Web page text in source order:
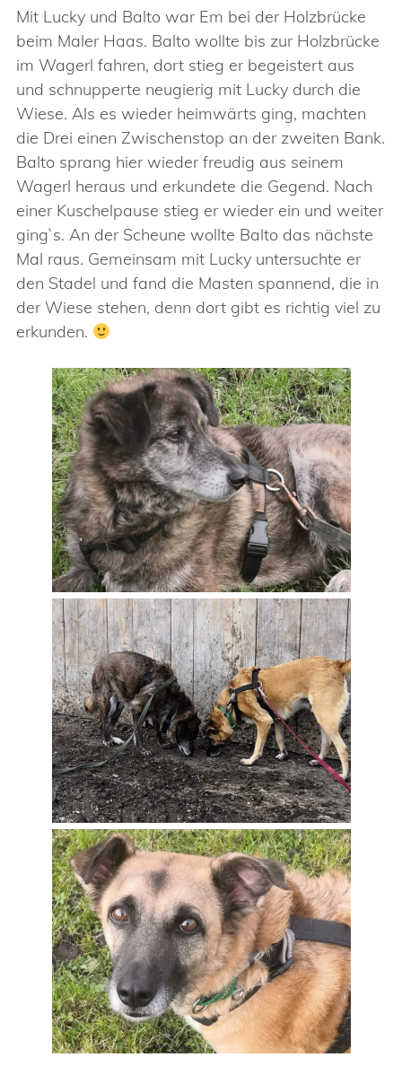
Mit Lucky und Balto war Em bei der Holzbrücke
beim Maler Haas. Balto wollte bis zur Holzbrücke
im Wagerl fahren, dort stieg er begeistert aus
und schnupperte neugierig mit Lucky durch die
Wiese. Als es wieder heimwärts ging, machten
die Drei einen Zwischenstop an der zweiten Bank.
Balto sprang hier wieder freudig aus seinem
Wagerl heraus und erkundete die Gegend. Nach
einer Kuschelpause stieg er wieder ein und weiter
ging`s. An der Scheune wollte Balto das nächste
Mal raus. Gemeinsam mit Lucky untersuchte er
den Stadel und fand die Masten spannend, die in
der Wiese stehen, denn dort gibt es richtig viel zu
erkunden.